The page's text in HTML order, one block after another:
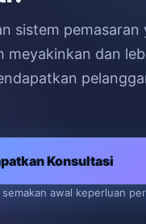
sistem pemasaran
meyakinkan dan
Konsultasi
awal keperluan